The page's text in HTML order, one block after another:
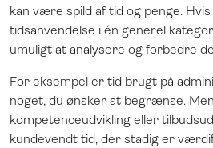
kan være spild af tid og penge.
tidsanvendelse i én generel
umuligt at analysere og forbedre
For eksempel er tid brugt på
noget, du ønsker at begrænse.
kompetenceudvikling eller
kundevendt tid, der stadig er